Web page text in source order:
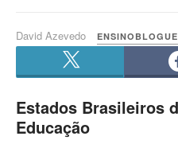
David Azevedo ENSINOBLOGUE
Estados Brasileiros
Educação